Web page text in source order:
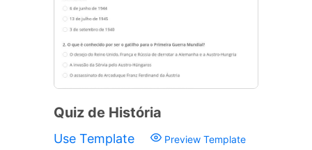
Quiz de História
Use Template Preview Template